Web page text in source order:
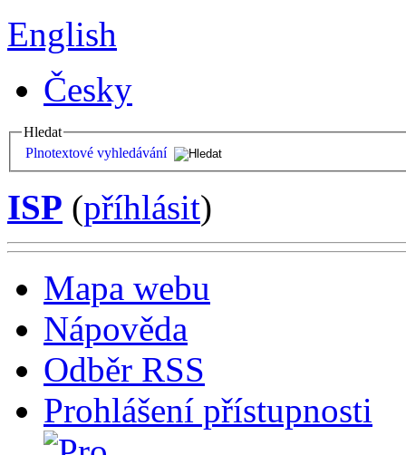
English
Česky
Hledat
Plnotextové vyhledávání
ISP (příhlásit)
Mapa webu
Nápověda
Odběr RSS
Prohlášení přístupnosti